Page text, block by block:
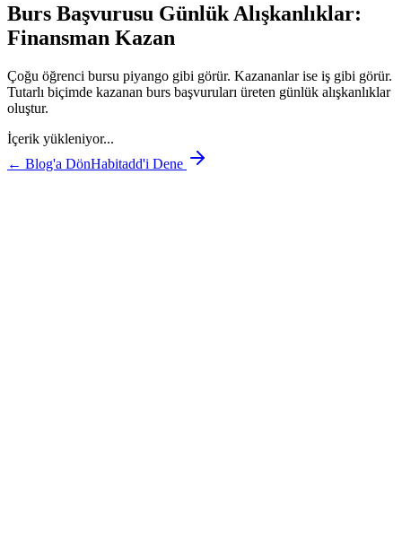
Burs Başvurusu Günlük Alışkanlıklar:
Finansman Kazan
Çoğu öğrenci bursu piyango gibi görür. Kazananlar ise iş gibi görür.
Tutarlı biçimde kazanan burs başvuruları üreten günlük alışkanlıklar
oluştur.
İçerik yükleniyor...
← Blog'a DönHabitadd'i Dene